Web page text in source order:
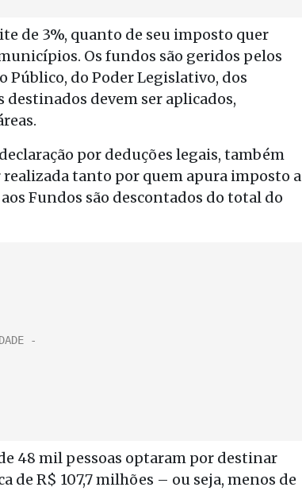
de 3%, quanto de seu imposto quer
Os fundos são geridos pelos
Público, do Poder Legislativo, dos
destinados devem ser aplicados,
por deduções legais, também
realizada tanto por quem apura imposto a
Fundos são descontados do total do
48 mil pessoas optaram por destinar
de R$ 107,7 milhões – ou seja, menos de